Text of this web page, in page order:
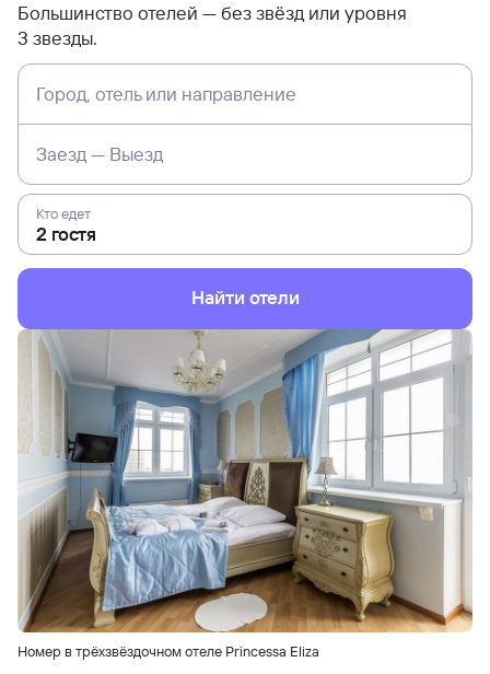
Большинство отелей — без звёзд или уровня
3 звезды.
Город, отель или направление
Заезд — Выезд
Кто едет
Найти отели
Номер в трёхзвёздочном отеле Princessa Eliza